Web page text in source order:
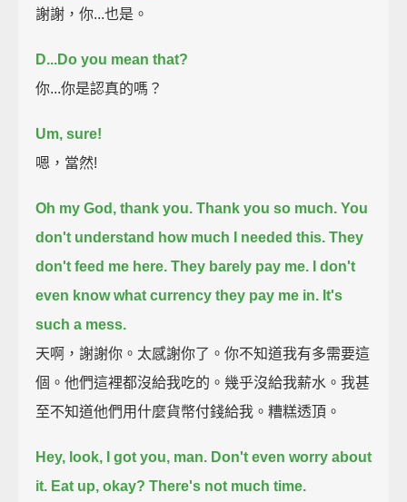
謝謝，你...也是。
D...Do you mean that?
你...你是認真的嗎？
Um, sure!
嗯，當然!
Oh my God, thank you. Thank you so much. You
don't understand how much I needed this. They
don't feed me here. They barely pay me.
I don't
even know what currency they pay me in. It's
such a mess.
天啊，謝謝你。太感謝你了。你不知道我有多需要這
個。他們這裡都沒給我吃的。幾乎沒給我薪水。我甚
至不知道他們用什麼貨幣付錢給我。糟糕透頂。
Hey, look, I got you, man. Don't even worry about
it. Eat up, okay? There's not much time.